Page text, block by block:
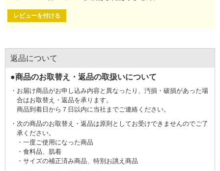
レビューを付ける
返品について
●商品のお取替え・返品の取扱いについて
お届け商品がお申し込み内容と異なったり、汚損・破損があった場
合はお取替え・返品を承ります。
商品到着日から７日以内に当社までご連絡ください。
次の商品のお取替え・返品は原則としてお受けできませんのでご了
承ください。
一度ご使用になった商品
食料品、肌着
サイズの補正済み商品、特別お誂え商品